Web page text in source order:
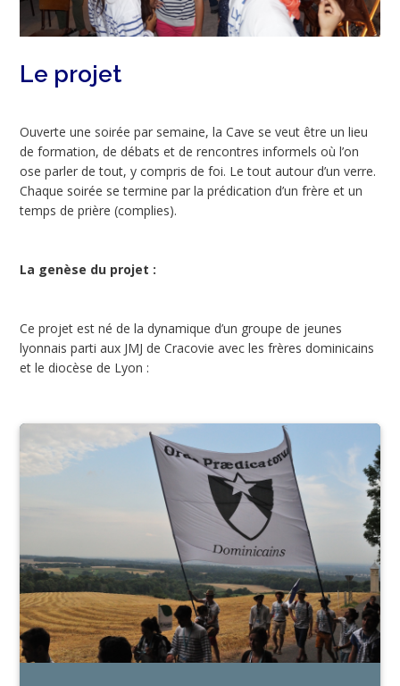
Le projet
Ouverte une soirée par semaine, la Cave se veut être un lieu
de formation, de débats et de rencontres informels où l’on
ose parler de tout, y compris de foi. Le tout autour d’un verre.
Chaque soirée se termine par la prédication d’un frère et un
temps de prière (complies).
La genèse du projet :
Ce projet est né de la dynamique d’un groupe de jeunes
lyonnais parti aux JMJ de Cracovie avec les frères dominicains
et le diocèse de Lyon :